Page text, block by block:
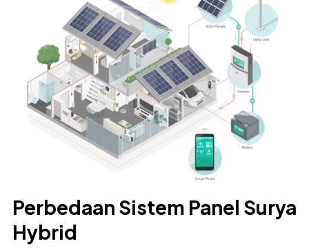
Perbedaan Sistem Panel Surya
Hybrid